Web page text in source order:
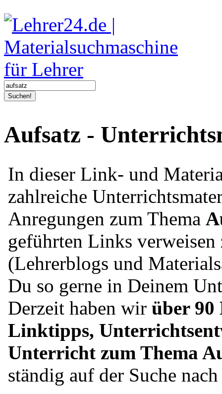
Suchen!
Aufsatz -
In dieser Link- und
zahlreiche
Anregungen zum Thema
geführten Links
(Lehrerblogs und
Du so gerne in Deinem
Derzeit haben wir über
Linktipps,
Unterricht zum Thema
ständig auf der Suche